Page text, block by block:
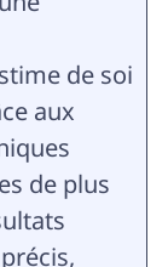
de soi
aux
de plus